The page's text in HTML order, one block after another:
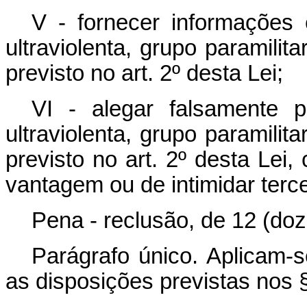
V - fornecer informações
ultraviolenta, grupo
previsto no art. 2º desta Lei;
VI - alegar falsamente
ultraviolenta, grupo
previsto no art. 2º desta
vantagem ou de intimidar
Pena - reclusão, de 12
Parágrafo único.
as disposições previstas nos